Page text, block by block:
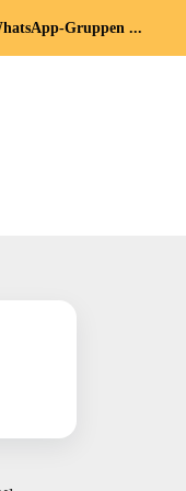
Gruppen ...